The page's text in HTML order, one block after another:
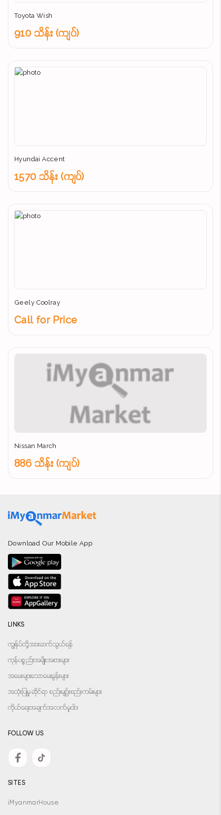
Toyota Wish
910 သိန်း (ကျပ်)
Hyundai Accent
1570 သိန်း (ကျပ်)
Geely Coolray
Call for Price
Nissan March
886 သိန်း (ကျပ်)
Download Our Mobile App
LINKS
ကျွန်ုပ်တို့အားဆက်သွယ်ရန်
ကုန်ပစ္စည်းအမျိုးအစားများ
အမေးများသောမေးခွန်းများ
အသုံးပြုမှုဆိုင်ရာ စည်းမျဉ်းစည်းကမ်းများ
ကိုယ်ရေးအချက်အလက်မူဝါဒ
FOLLOW US
SITES
iMyanmarHouse